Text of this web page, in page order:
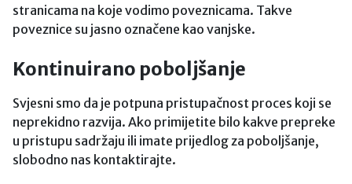
stranicama na koje vodimo poveznicama. Takve
poveznice su jasno označene kao vanjske.
Kontinuirano poboljšanje
Svjesni smo da je potpuna pristupačnost proces koji se
neprekidno razvija. Ako primijetite bilo kakve prepreke
u pristupu sadržaju ili imate prijedlog za poboljšanje,
slobodno nas kontaktirajte.